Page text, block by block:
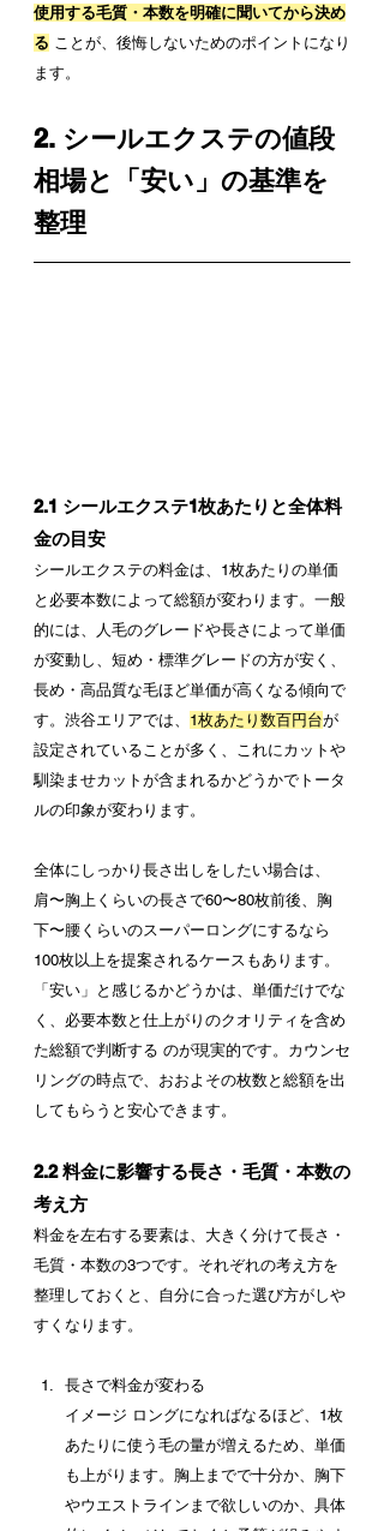
使用する毛質・本数を明確に聞いてから決め
る ことが、後悔しないためのポイントになり
ます。
2. シールエクステの値段
相場と「安い」の基準を
整理
2.1 シールエクステ1枚あたりと全体料
金の目安
シールエクステの料金は、1枚あたりの単価
と必要本数によって総額が変わります。一般
的には、人毛のグレードや長さによって単価
が変動し、短め・標準グレードの方が安く、
長め・高品質な毛ほど単価が高くなる傾向で
す。渋谷エリアでは、 1枚あたり数百円台が
設定されていることが多く、これにカットや
馴染ませカットが含まれるかどうかでトータ
ルの印象が変わります。
全体にしっかり長さ出しをしたい場合は、
肩〜胸上くらいの長さで60〜80枚前後、胸
下〜腰くらいのスーパーロングにするなら
100枚以上を提案されるケースもあります。
「安い」と感じるかどうかは、単価だけでな
く、必要本数と仕上がりのクオリティを含め
た総額で判断する のが現実的です。カウンセ
リングの時点で、おおよその枚数と総額を出
してもらうと安心できます。
2.2 料金に影響する長さ・毛質・本数の
考え方
料金を左右する要素は、大きく分けて長さ・
毛質・本数の3つです。それぞれの考え方を
整理しておくと、自分に合った選び方がしや
すくなります。
長さで料金が変わる
イメージ ロングになればなるほど、1枚
あたりに使う毛の量が増えるため、単価
も上がります。胸上までで十分か、胸下
やウエストラインまで欲しいのか、具体